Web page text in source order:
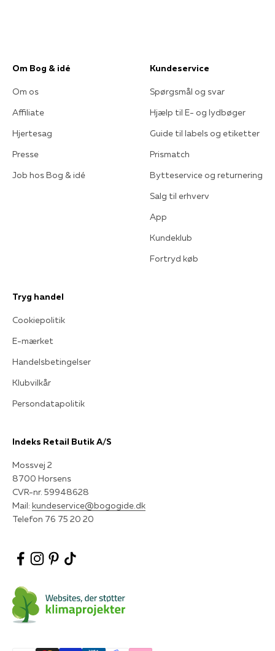
Om Bog & idé
Om os
Affiliate
Hjertesag
Presse
Job hos Bog & idé
Kundeservice
Spørgsmål og svar
Hjælp til E- og lydbøger
Guide til labels og etiketter
Prismatch
Bytteservice og returnering
Salg til erhverv
App
Kundeklub
Fortryd køb
Tryg handel
Cookiepolitik
E-mærket
Handelsbetingelser
Klubvilkår
Persondatapolitik
Indeks Retail Butik A/S
Mossvej 2
8700 Horsens
CVR-nr. 59948628
Mail: kundeservice@bogogide.dk
Telefon 76 75 20 20